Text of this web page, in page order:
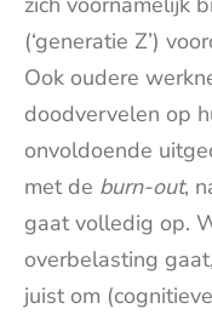
(‘generatie Z’)
Ook oudere
doodvervelen op
onvoldoende
met de burn-out,
gaat volledig op.
overbelasting
juist om